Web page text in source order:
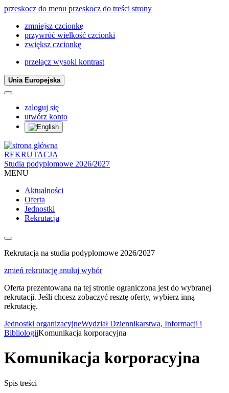
przeskocz do menu przeskocz do treści strony
zmniejsz czcionkę
przywróć wielkość czcionki
zwiększ czcionkę
przełącz wysoki kontrast
Unia Europejska
zaloguj się
utwórz konto
REKRUTACJA
Studia podyplomowe 2026/2027
MENU
Aktualności
Oferta
Jednostki
Rekrutacja
Rekrutacja na studia podyplomowe 2026/2027
zmień rekrutację anuluj wybór
Oferta prezentowana na tej stronie ograniczona jest do wybranej
rekrutacji. Jeśli chcesz zobaczyć resztę oferty, wybierz inną
rekrutację.
Jednostki organizacyjneWydział Dziennikarstwa, Informacji i
BibliologiiKomunikacja korporacyjna
Komunikacja korporacyjna
Spis treści